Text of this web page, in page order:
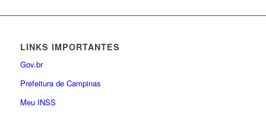
LINKS IMPORTANTES
Gov.br
Prefeitura de Campinas
Meu INSS